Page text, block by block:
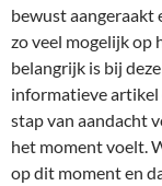
bewust aangeraakt
zo veel mogelijk op
belangrijk is bij
informatieve artikel
stap van aandacht
het moment voelt.
op dit moment en